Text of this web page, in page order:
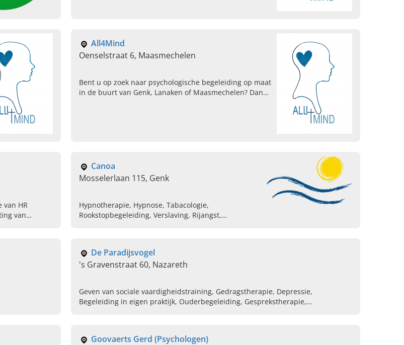
All4Mind
Oenselstraat 6, Maasmechelen
Bent u op zoek naar psychologische begeleiding op maat
in de buurt van Genk, Lanaken of Maasmechelen? Dan
van HR
van
Canoa
Mosselerlaan 115, Genk
Hypnotherapie, Hypnose, Tabacologie,
Rookstopbegeleiding, Verslaving, Rijangst,
De Paradijsvogel
's Gravenstraat 60, Nazareth
Geven van sociale vaardigheidstraining, Gedragstherapie, Depressie,
Begeleiding in eigen praktijk, Ouderbegeleiding, Gesprekstherapie,
Goovaerts Gerd (Psychologen)